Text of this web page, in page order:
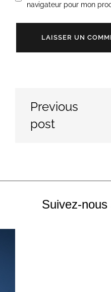
navigateur pour mon
Previous
post
Suivez-